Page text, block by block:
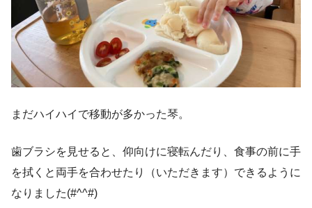
まだハイハイで移動が多かった琴。
歯ブラシを見せると、仰向けに寝転んだり、食事の前に手
を拭くと両手を合わせたり（いただきます）できるように
なりました(#^^#)